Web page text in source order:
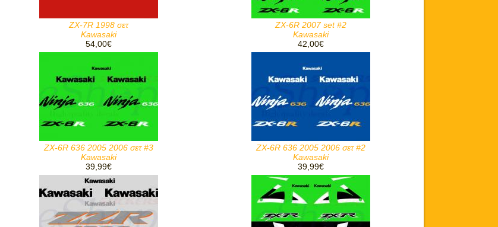
ZX-7R 1998 σετ
Kawasaki
54,00€
ZX-6R 2007 set #2
Kawasaki
42,00€
ZX-6R 636 2005 2006 σετ #3
Kawasaki
39,99€
ZX-6R 636 2005 2006 σετ #2
Kawasaki
39,99€